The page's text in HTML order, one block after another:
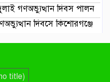
গণঅভ্যুত্থান দিবস পালন
দিবসে কিশোরগঞ্জে
title)